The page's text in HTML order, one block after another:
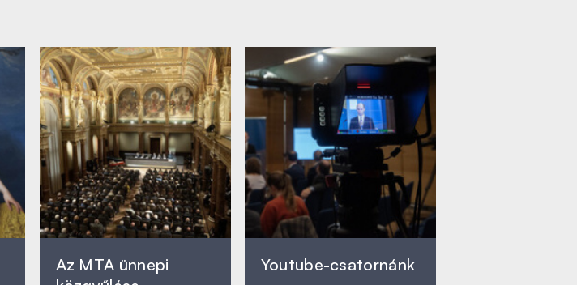
Az MTA ünnepi
Youtube-csatornánk